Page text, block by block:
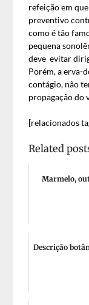
refeição em
preventivo
como é tão
pequena
deve evitar
Porém, a erva-
contágio, não
propagação do
[relacionados
Related
Marmelo,
Descrição